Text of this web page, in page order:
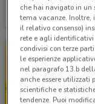
Scade il 16/08
che hai navigato in un
tema vacanze. Inoltre,
il relativo consenso)
rete e agli identificativi
condivisi con terze
le esperienze
nel paragrafo 13.b
anche essere utilizzati
scientifiche e
tendenze. Puoi